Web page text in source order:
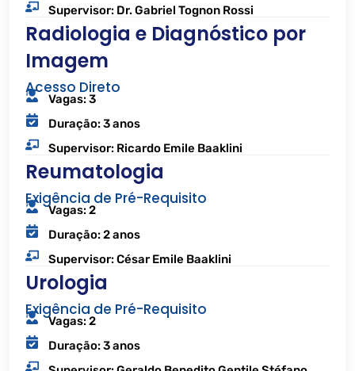
Supervisor: Dr. Gabriel Tognon Rossi
Radiologia e Diagnóstico por
Imagem
Acesso Direto
Vagas: 3
Duração: 3 anos
Supervisor: Ricardo Emile Baaklini
Reumatologia
Exigência de Pré-Requisito
Vagas: 2
Duração: 2 anos
Supervisor: César Emile Baaklini
Urologia
Exigência de Pré-Requisito
Vagas: 2
Duração: 3 anos